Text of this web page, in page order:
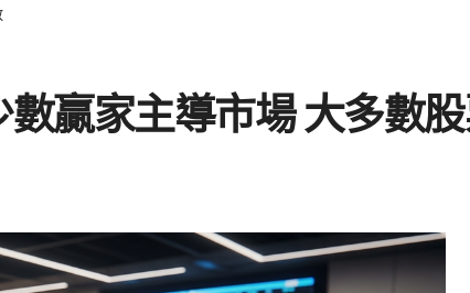
贏家主導市場 大多數